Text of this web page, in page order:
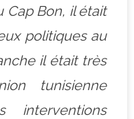
Cap Bon, il était
politiques au
il était très
tunisienne
interventions